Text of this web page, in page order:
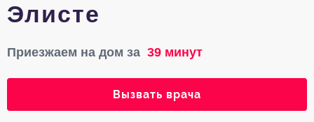
Элисте
Приезжаем на дом за 39 минут
Вызвать врача